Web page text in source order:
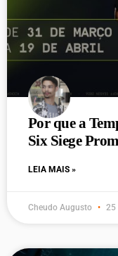
Por que a
Six Siege
LEIA MAIS »
Cheudo Augusto 25